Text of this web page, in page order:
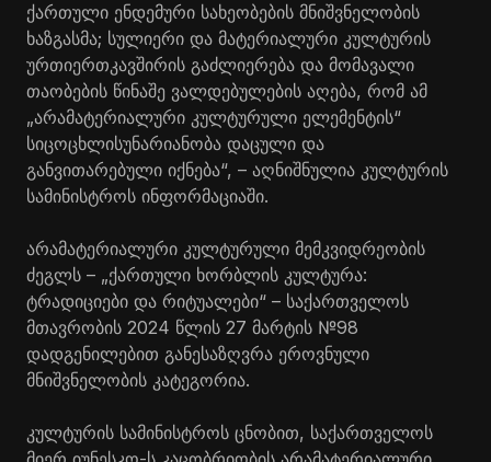
ქართული ენდემური სახეობების მნიშვნელობის
ხაზგასმა; სულიერი და მატერიალური კულტურის
ურთიერთკავშირის გაძლიერება და მომავალი
თაობების წინაშე ვალდებულების აღება, რომ ამ
„არამატერიალური კულტურული ელემენტის“
სიცოცხლისუნარიანობა დაცული და
განვითარებული იქნება“, – აღნიშნულია კულტურის
სამინისტროს ინფორმაციაში.
არამატერიალური კულტურული მემკვიდრეობის
ძეგლს – „ქართული ხორბლის კულტურა:
ტრადიციები და რიტუალები“ – საქართველოს
მთავრობის 2024 წლის 27 მარტის №98
დადგენილებით განესაზღვრა ეროვნული
მნიშვნელობის კატეგორია.
კულტურის სამინისტროს ცნობით, საქართველოს